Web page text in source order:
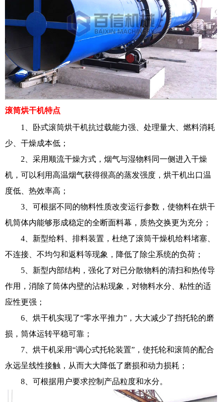
滚筒烘干机特点
1、卧式滚筒烘干机抗过载能力强、处理量大、燃料消耗
少、干燥成本低；
2、采用顺流干燥方式，烟气与湿物料同一侧进入干燥
机，可以利用高温烟气获得很高的蒸发强度，烘干机出口温
度低、热效率高；
3、可根据不同的物料性质改变运行参数，使物料在烘干
机筒体内能够形成稳定的全断面料幕，质热交换更为充分；
4、新型给料、排料装置，杜绝了滚筒干燥机给料堵塞、
不连接、不均匀和返料等现象，降低了除尘系统的负荷；
5、新型内部结构，强化了对已分散物料的清扫和热传导
作用，消除了筒体内壁的沾粘现象，对物料水分、粘性的适
应性更强；
6、烘干机实现了“零水平推力”，大大减少了挡托轮的磨
损，筒体运转平稳可靠；
7、烘干机采用“调心式托轮装置”，使托轮和滚筒的配合
永远呈线性接触，从而大大降低了磨损和动力损耗；
8、可根据用户要求控制产品粒度和水分。